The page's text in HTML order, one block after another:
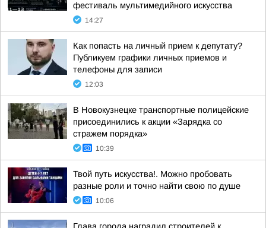
фестиваль мультимедийного искусства
14:27
Как попасть на личный прием к депутату?
Публикуем графики личных приемов и
телефоны для записи
12:03
В Новокузнецке транспортные полицейские
присоединились к акции «Зарядка со
стражем порядка»
10:39
Твой путь искусства!. Можно пробовать
разные роли и точно найти свою по душе
10:06